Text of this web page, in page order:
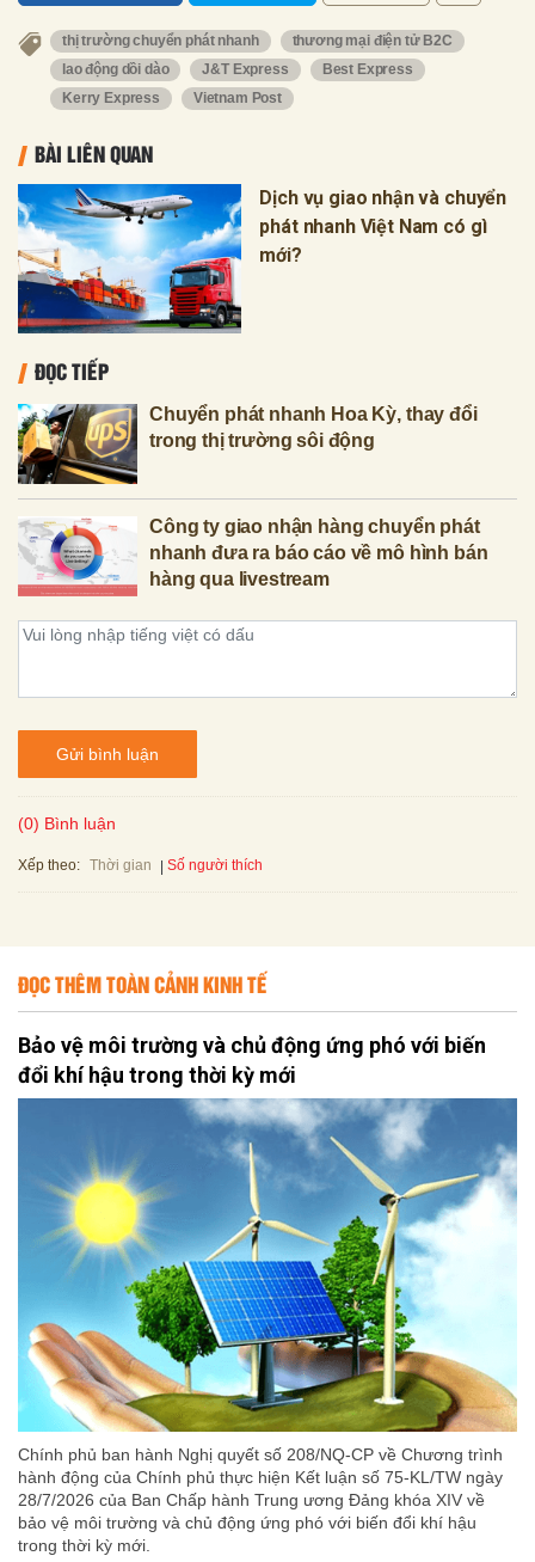
thị trường chuyển phát nhanh
thương mại điện tử B2C
lao động dồi dào
J&T Express
Best Express
Kerry Express
Vietnam Post
BÀI LIÊN QUAN
Dịch vụ giao nhận và chuyển
phát nhanh Việt Nam có gì
mới?
ĐỌC TIẾP
Chuyển phát nhanh Hoa Kỳ, thay đổi
trong thị trường sôi động
Công ty giao nhận hàng chuyển phát
nhanh đưa ra báo cáo về mô hình bán
hàng qua livestream
Gửi bình luận
(0) Bình luận
Xếp theo: Thời gian Số người thích
ĐỌC THÊM TOÀN CẢNH KINH TẾ
Bảo vệ môi trường và chủ động ứng phó với biến
đổi khí hậu trong thời kỳ mới
Chính phủ ban hành Nghị quyết số 208/NQ-CP về Chương trình
hành động của Chính phủ thực hiện Kết luận số 75-KL/TW ngày
28/7/2026 của Ban Chấp hành Trung ương Đảng khóa XIV về
bảo vệ môi trường và chủ động ứng phó với biến đổi khí hậu
trong thời kỳ mới.